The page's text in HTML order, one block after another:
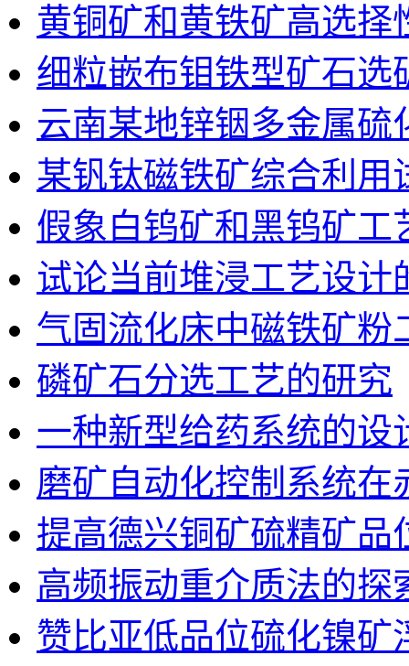
黄铜矿和黄铁矿高选
细粒嵌布钼铁型矿石选
云南某地锌铟多金属
某钒钛磁铁矿综合利用
假象白钨矿和黑钨矿工
试论当前堆浸工艺设计
气固流化床中磁铁矿粉
磷矿石分选工艺的研究
一种新型给药系统的设
磨矿自动化控制系统在
提高德兴铜矿硫精矿品
高频振动重介质法的探
赞比亚低品位硫化镍矿